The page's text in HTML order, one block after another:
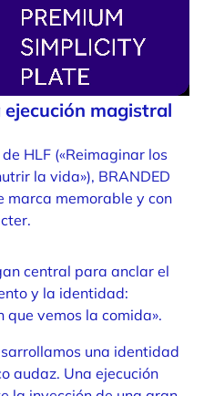
magistral
HLF («Reimaginar los
la vida»), BRANDED
marca memorable y con
central para anclar el
y la identidad:
que vemos la comida».
una identidad
audaz. Una ejecución